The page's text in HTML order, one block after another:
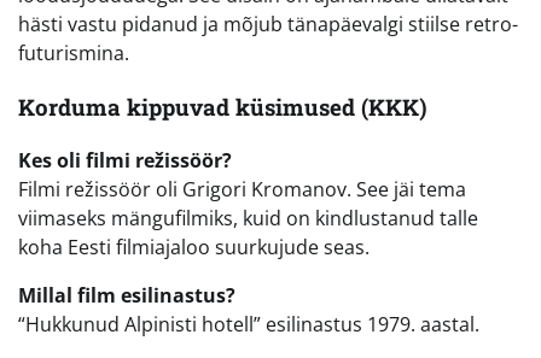
hästi vastu pidanud ja mõjub tänapäevalgi stiilse retro-
futurismina.
Korduma kippuvad küsimused (KKK)
Kes oli filmi režissöör?
Filmi režissöör oli Grigori Kromanov. See jäi tema
viimaseks mängufilmiks, kuid on kindlustanud talle
koha Eesti filmiajaloo suurkujude seas.
Millal film esilinastus?
“Hukkunud Alpinisti hotell” esilinastus 1979. aastal.